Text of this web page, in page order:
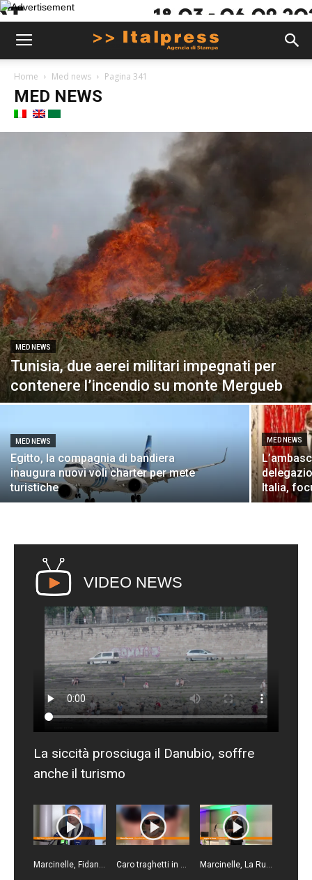
Home Med news Pagina 341
MED NEWS
MED NEWS
Tunisia, due aerei militari impegnati per
contenere l’incendio su monte Mergueb
MED NEWS
Egitto, la compagnia di bandiera
inaugura nuovi voli charter per mete
turistiche
MED NEWS
Italia,
VIDEO NEWS
La siccità prosciuga il Danubio, soffre
anche il turismo
Marcinelle, Fidanza "Istituita giornata europea vittime sul lavoro l'8 agosto” Caro traghetti in Sicilia, Mazzocchi "Basta, bisogna fermare questo scempio" Marcinelle, La Russa "Sicurezza sul lavoro sia priorità per tutti"